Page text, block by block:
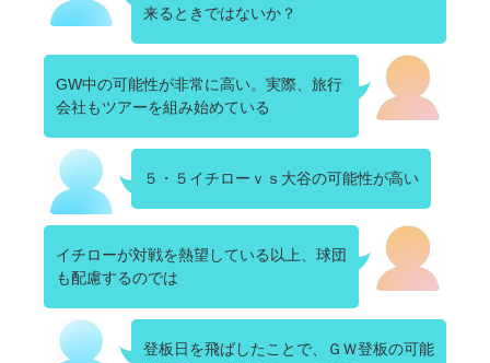
来るときではないか？
GW中の可能性が非常に高い。実際、旅行
会社もツアーを組み始めている
５・５イチローｖｓ大谷の可能性が高い
イチローが対戦を熱望している以上、球団
も配慮するのでは
登板日を飛ばしたことで、ＧＷ登板の可能